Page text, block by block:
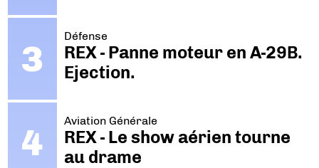
Défense
REX - Panne moteur en A-29B.
Ejection.
Aviation Générale
REX - Le show aérien tourne
au drame